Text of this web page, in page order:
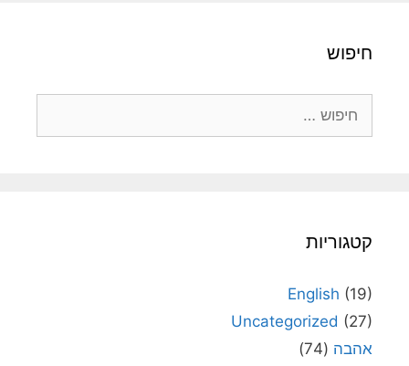
חיפוש
קטגוריות
English (19)
Uncategorized (27)
אהבה (74)